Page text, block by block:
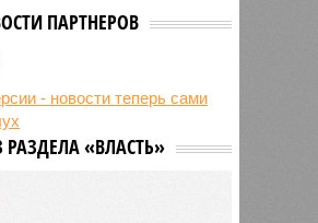
из-за реакции
аграрии забили
из-за засухи
ПАРТНЕРОВ
«ВЛАСТЬ»